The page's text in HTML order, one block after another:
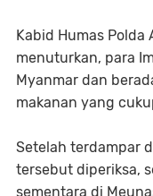
Kabid Humas Polda
menuturkan, para
Myanmar dan
makanan yang
Setelah terdampar
tersebut diperiksa,
sementara di